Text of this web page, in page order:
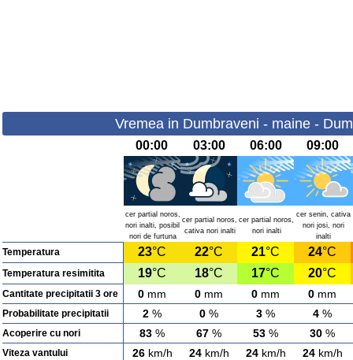
Vremea in Dumbraveni - maine -
00:00 03:00 06:00 09:00
cer partial noros,
nori inalti, posibil
nori de furtuna
cer partial noros,
cativa nori inalti
cer partial noros,
nori inalti
cer senin, cativa
nori josi, nori
inalti
Temperatura 23°C 22°C 21°C 24°C
Temperatura resimitita 19°C 18°C 17°C 20°C
Cantitate precipitatii 3 ore 0 mm 0 mm 0 mm 0 mm
Probabilitate precipitatii 2 % 0 % 3 % 4 %
Acoperire cu nori 83 % 67 % 53 % 30 %
Viteza vantului 26km/h 24km/h 24km/h 24km/h